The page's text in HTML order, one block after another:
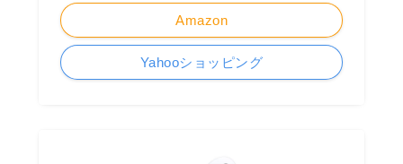
Amazon
Yahooショッピング